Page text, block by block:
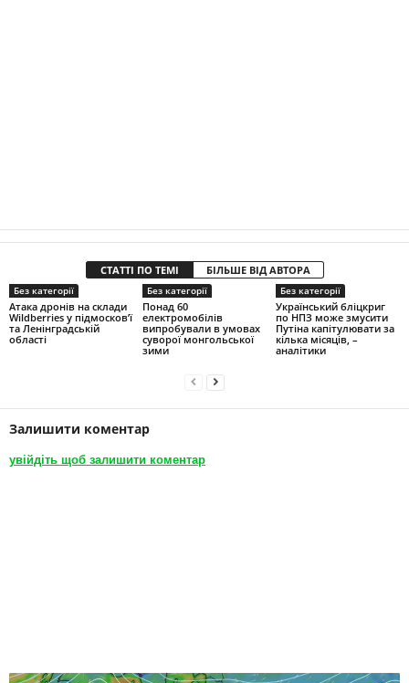
СТАТТІ ПО ТЕМІ БІЛЬШЕ ВІД АВТОРА
Без категорії
Атака дронів на склади
Wildberries у підмосков’ї
та Ленінградській
області
Без категорії
Понад 60
електромобілів
випробували в умовах
суворої монгольської
зими
Без категорії
Український бліцкриг
по НПЗ може змусити
Путіна капітулювати за
кілька місяців, –
аналітики
Залишити коментар
увійдіть щоб залишити коментар